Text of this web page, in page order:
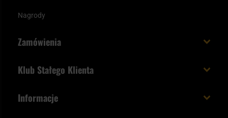
Nagrody
Zamówienia
Paczka w weekend
Klub Stałego Klienta
Informacje